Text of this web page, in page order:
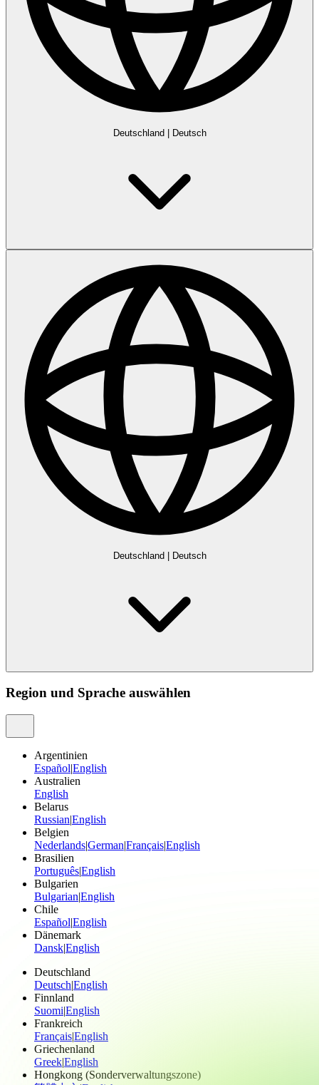
Deutschland| Deutsch
Deutschland| Deutsch
Region und Sprache auswählen
Argentinien
Español|English
Australien
English
Belarus
Russian|English
Belgien
Nederlands|German|Français|English
Brasilien
Português|English
Bulgarien
Bulgarian|English
Chile
Español|English
Dänemark
Dansk|English
Deutschland
Deutsch|English
Finnland
Suomi|English
Frankreich
Français|English
Griechenland
Greek|English
Hongkong (Sonderverwaltungszone)